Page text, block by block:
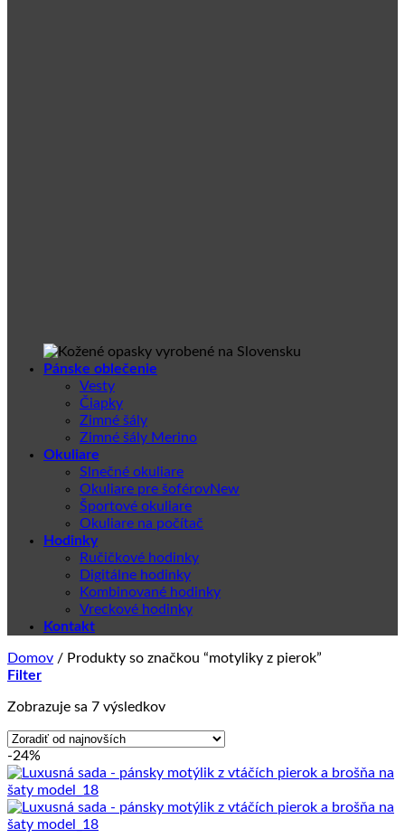
Pánske oblečenie
Vesty
Čiapky
Zimné šály
Zimné šály Merino
Okuliare
Slnečné okuliare
Okuliare pre šoférov
Športové okuliare
Okuliare na počítač
Hodinky
Ručičkové hodinky
Digitálne hodinky
Kombinované hodinky
Vreckové hodinky
Kontakt
Domov / Produkty so značkou “motyliky z pierok”
Filter
Zobrazuje sa 7 výsledkovZoradené
najnovších
-24%